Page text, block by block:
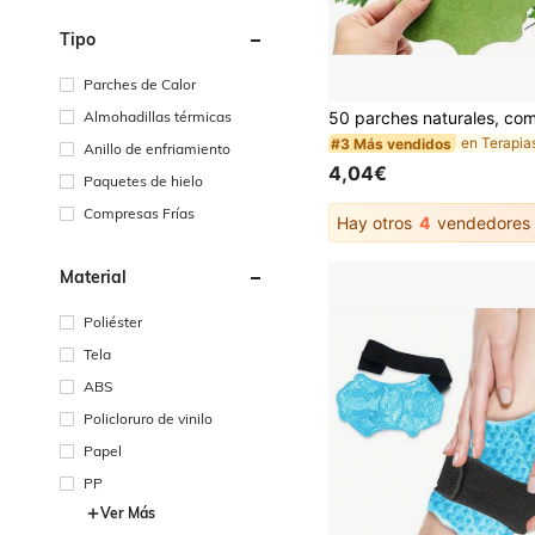
Tipo
Parches de Calor
Almohadillas térmicas
Anillo de enfriamiento
Paquetes de hielo
Compresas Frías
Material
Poliéster
Tela
ABS
Policloruro de vinilo
Papel
PP
Ver Más
#3 Más vendidos
39 Left
#3 Más vendidos
39 Left
#3 Más vendidos
39 Left
4,04€
Hay otros 4 vendedores